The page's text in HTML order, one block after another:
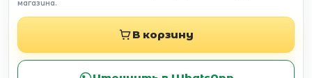
магазина.
В корзину